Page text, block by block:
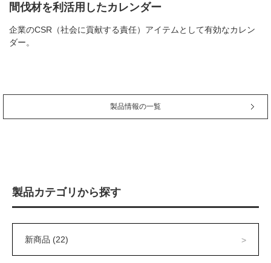
間伐材を利活用したカレンダー
企業のCSR（社会に貢献する責任）アイテムとして有効なカレン
ダー。
製品情報の一覧
製品カテゴリから探す
新商品 (22)